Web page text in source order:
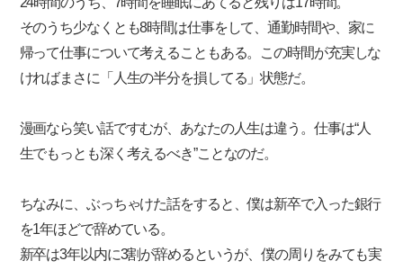
そのうち少なくとも8時間は仕事をして、通勤時間や、家に
帰って仕事について考えることもある。この時間が充実しな
ければまさに「人生の半分を損してる」状態だ。
漫画なら笑い話ですむが、あなたの人生は違う。仕事は“人
生でもっとも深く考えるべき”ことなのだ。
ちなみに、ぶっちゃけた話をすると、僕は新卒で入った銀行
を1年ほどで辞めている。
新卒は3年以内に3割が辞めるというが、僕の周りをみても実